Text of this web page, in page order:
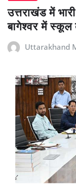
उत्तराखंड में
बागेश्वर में
Uttarakhand